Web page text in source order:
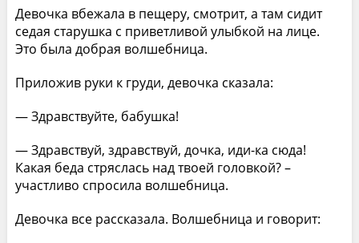
Девочка вбежала в пещеру, смотрит, а там сидит
седая старушка с приветливой улыбкой на лице.
Это была добрая волшебница.
Приложив руки к груди, девочка сказала:
— Здравствуйте, бабушка!
— Здравствуй, здравствуй, дочка, иди-ка сюда!
Какая беда стряслась над твоей головкой? –
участливо спросила волшебница.
Девочка все рассказала. Волшебница и говорит: